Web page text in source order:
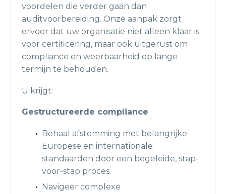
voordelen die verder gaan dan
auditvoorbereiding. Onze aanpak zorgt
ervoor dat uw organisatie niet alleen klaar is
voor certificering, maar ook uitgerust om
compliance en weerbaarheid op lange
termijn te behouden.
U krijgt:
Gestructureerde compliance
Behaal afstemming met belangrijke
Europese en internationale
standaarden door een begeleide, stap-
voor-stap proces.
Navigeer complexe